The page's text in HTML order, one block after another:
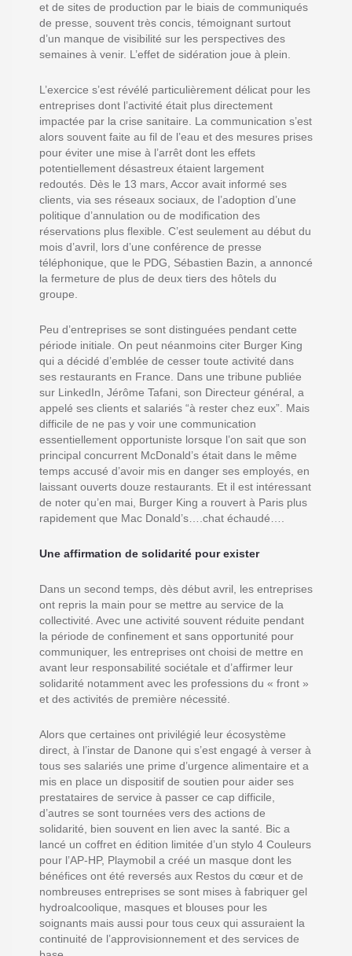
et de sites de production par le biais de communiqués
de presse, souvent très concis, témoignant surtout
d’un manque de visibilité sur les perspectives des
semaines à venir. L’effet de sidération joue à plein.
L’exercice s’est révélé particulièrement délicat pour les
entreprises dont l’activité était plus directement
impactée par la crise sanitaire. La communication s’est
alors souvent faite au fil de l’eau et des mesures prises
pour éviter une mise à l’arrêt dont les effets
potentiellement désastreux étaient largement
redoutés. Dès le 13 mars, Accor avait informé ses
clients, via ses réseaux sociaux, de l’adoption d’une
politique d’annulation ou de modification des
réservations plus flexible. C’est seulement au début du
mois d’avril, lors d’une conférence de presse
téléphonique, que le PDG, Sébastien Bazin, a annoncé
la fermeture de plus de deux tiers des hôtels du
groupe.
Peu d’entreprises se sont distinguées pendant cette
période initiale. On peut néanmoins citer Burger King
qui a décidé d’emblée de cesser toute activité dans
ses restaurants en France. Dans une tribune publiée
sur LinkedIn, Jérôme Tafani, son Directeur général, a
appelé ses clients et salariés “à rester chez eux”. Mais
difficile de ne pas y voir une communication
essentiellement opportuniste lorsque l’on sait que son
principal concurrent McDonald’s était dans le même
temps accusé d’avoir mis en danger ses employés, en
laissant ouverts douze restaurants. Et il est intéressant
de noter qu’en mai, Burger King a rouvert à Paris plus
rapidement que Mac Donald’s….chat échaudé….
Une affirmation de solidarité pour exister
Dans un second temps, dès début avril, les entreprises
ont repris la main pour se mettre au service de la
collectivité. Avec une activité souvent réduite pendant
la période de confinement et sans opportunité pour
communiquer, les entreprises ont choisi de mettre en
avant leur responsabilité sociétale et d’affirmer leur
solidarité notamment avec les professions du « front »
et des activités de première nécessité.
Alors que certaines ont privilégié leur écosystème
direct, à l’instar de Danone qui s’est engagé à verser à
tous ses salariés une prime d’urgence alimentaire et a
mis en place un dispositif de soutien pour aider ses
prestataires de service à passer ce cap difficile,
d’autres se sont tournées vers des actions de
solidarité, bien souvent en lien avec la santé. Bic a
lancé un coffret en édition limitée d’un stylo 4 Couleurs
pour l’AP-HP, Playmobil a créé un masque dont les
bénéfices ont été reversés aux Restos du cœur et de
nombreuses entreprises se sont mises à fabriquer gel
hydroalcoolique, masques et blouses pour les
soignants mais aussi pour tous ceux qui assuraient la
continuité de l’approvisionnement et des services de